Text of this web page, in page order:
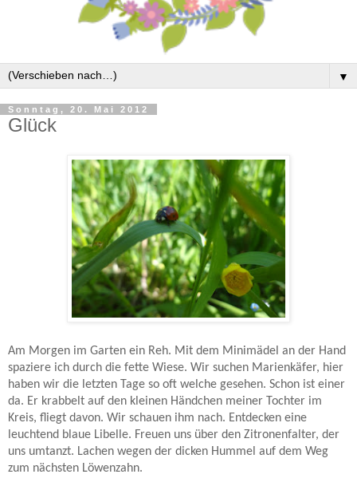
▼
Sonntag, 20. Mai 2012
Glück
Am Morgen im Garten ein Reh. Mit dem Minimädel an der Hand
spaziere ich durch die fette Wiese. Wir suchen Marienkäfer, hier
haben wir die letzten Tage so oft welche gesehen. Schon ist einer
da. Er krabbelt auf den kleinen Händchen meiner Tochter im
Kreis, fliegt davon. Wir schauen ihm nach. Entdecken eine
leuchtend blaue Libelle. Freuen uns über den Zitronenfalter, der
uns umtanzt. Lachen wegen der dicken Hummel auf dem Weg
zum nächsten Löwenzahn.